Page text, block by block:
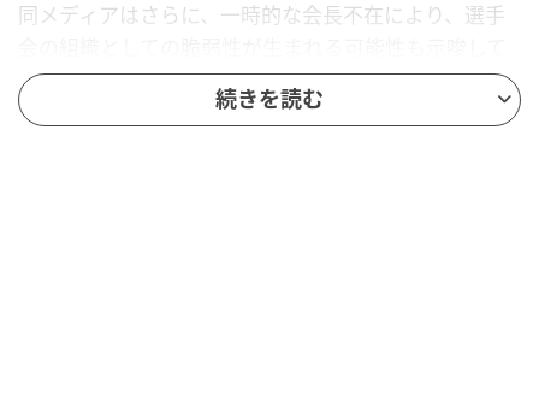
同メディアはさらに、一時的な会長不在により、選手
いる。
続きを読む